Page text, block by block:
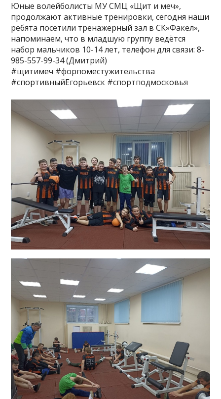
Юные волейболисты МУ СМЦ «Щит и меч»,
продолжают активные тренировки, сегодня наши
ребята посетили тренажерный зал в СК»Факел»,
напоминаем, что в младшую группу ведётся
набор мальчиков 10-14 лет, телефон для связи: 8-
985-557-99-34 (Дмитрий)
#щитимеч #форпоместужительства
#спортивныйЕгорьевск #спортподмосковья